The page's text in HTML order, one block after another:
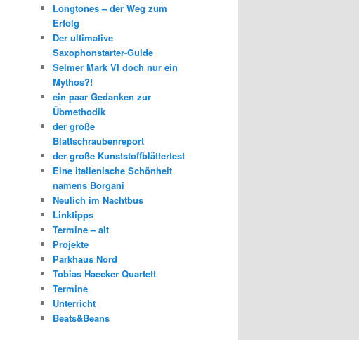
Longtones – der Weg zum
Erfolg
Der ultimative
Saxophonstarter-Guide
Selmer Mark VI doch nur ein
Mythos?!
ein paar Gedanken zur
Übmethodik
der große
Blattschraubenreport
der große Kunststoffblättertest
Eine italienische Schönheit
namens Borgani
Neulich im Nachtbus
Linktipps
Termine – alt
Projekte
Parkhaus Nord
Tobias Haecker Quartett
Termine
Unterricht
Beats&Beans